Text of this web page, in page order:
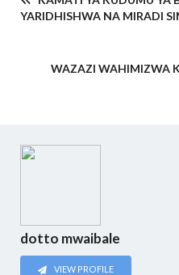
YARIDHISHWA NA MIRADI
WAZAZI WAHIMIZWA
dotto mwaibale
VIEW PROFILE